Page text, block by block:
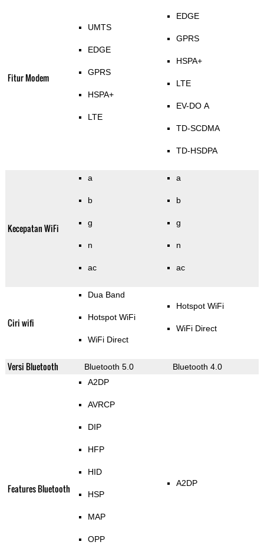
Fitur Modem
UMTS
EDGE
GPRS
HSPA+
LTE
EDGE
GPRS
HSPA+
LTE
EV-DO A
TD-SCDMA
TD-HSDPA
Kecepatan WiFi
a
b
g
n
ac
a
b
g
n
ac
Ciri wifi
Dua Band
Hotspot WiFi
WiFi Direct
Hotspot WiFi
WiFi Direct
Versi Bluetooth Bluetooth 5.0 Bluetooth 4.0
Features Bluetooth
A2DP
AVRCP
DIP
HFP
HID
HSP
MAP
OPP
A2DP